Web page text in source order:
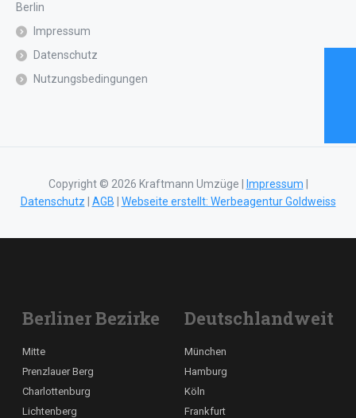
Berlin
Impressum
Datenschutz
Nutzungsbedingungen
Copyright © 2026 Kraftmann Umzüge | Impressum
Datenschutz
AGB Webseite erstellt: Werbeagentur Goldweiss
Berliner Bezirke
Mitte
Prenzlauer Berg
Charlottenburg
Lichtenberg
Deutschlandweit
München
Hamburg
Köln
Frankfurt